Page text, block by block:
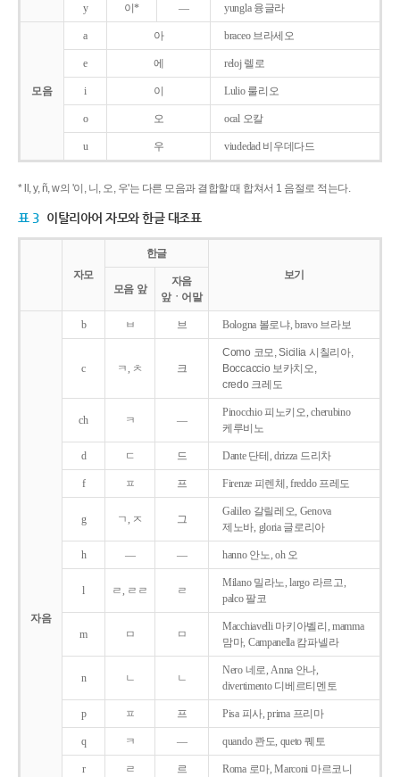
y 이* ― yungla 융글라
모음
a 아 braceo 브라세오
e 에 reloj 렐로
i 이 Lulio 룰리오
o 오 ocal 오칼
u 우 viudedad 비우데다드
* ll, y, ñ, w의 '이, 니, 오, 우'는 다른 모음과 결합할 때 합쳐서 1 음절로 적는다.
표 3 이탈리아어 자모와 한글 대조표
자모
한글
보기
모음 앞
자음
앞ㆍ어말
자음
b ㅂ 브 Bologna 볼로냐, bravo 브라보
c ㅋ, ㅊ 크
Como 코모, Sicilia 시칠리아,
Boccaccio 보카치오,
credo 크레도
ch ㅋ ―
Pinocchio 피노키오, cherubino
케루비노
d ㄷ 드 Dante 단테, drizza 드리차
f ㅍ 프 Firenze 피렌체, freddo 프레도
g ㄱ, ㅈ 그
Galileo 갈릴레오, Genova
제노바, gloria 글로리아
h ― ― hanno 안노, oh 오
l ㄹ, ㄹㄹ ㄹ
Milano 밀라노, largo 라르고,
palco 팔코
m ㅁ ㅁ
Macchiavelli 마키아벨리, mamma
맘마, Campanella 캄파넬라
n ㄴ ㄴ
Nero 네로, Anna 안나,
divertimento 디베르티멘토
p ㅍ 프 Pisa 피사, prima 프리마
q ㅋ ― quando 콴도, queto 퀘토
r ㄹ 르 Roma 로마, Marconi 마르코니